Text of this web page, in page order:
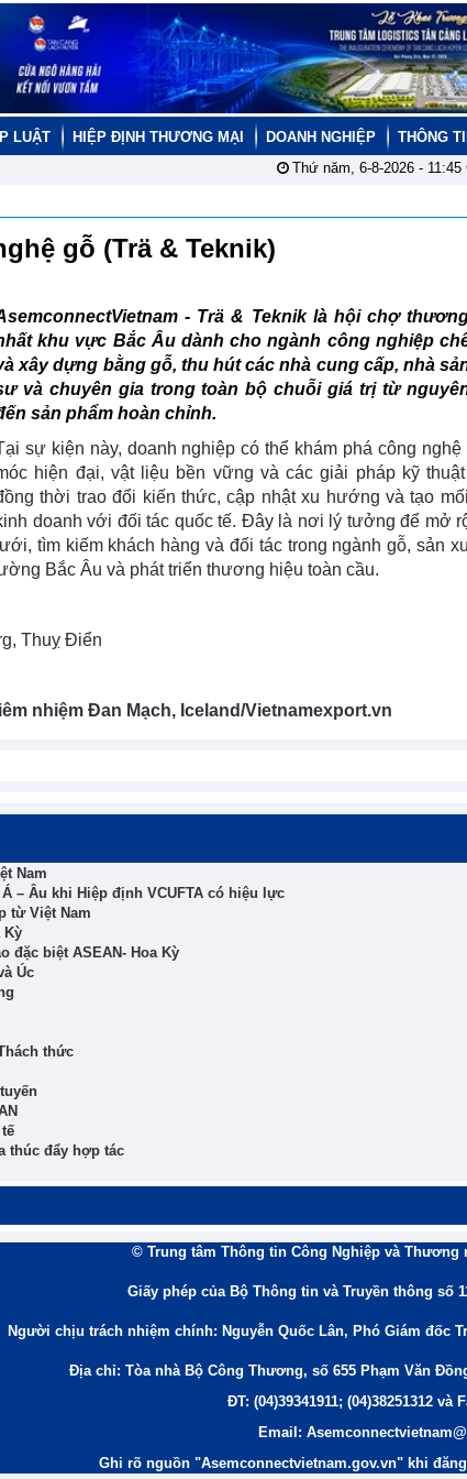
LUẬT HIỆP ĐỊNH THƯƠNG MẠI DOANH NGHIỆP THÔNG
Thứ năm, 6-8-2026 - 11:45
gỗ (Trä & Teknik)
- Trä & Teknik là hội chợ
khu vực Bắc Âu dành cho ngành công nghiệp
xây dựng bằng gỗ, thu hút các nhà cung cấp, nhà
và chuyên gia trong toàn bộ chuỗi giá trị từ
sản phẩm hoàn chỉnh.
sự kiện này, doanh nghiệp có thể khám phá công nghệ
hiện đại, vật liệu bền vững và các giải pháp kỹ
thời trao đổi kiến thức, cập nhật xu hướng và tạo
doanh với đối tác quốc tế. Đây là nơi lý tưởng để mở
lưới, tìm kiếm khách hàng và đối tác trong ngành gỗ, sản
Bắc Âu và phát triển thương hiệu toàn cầu.
Thuỵ Điển
nhiệm Đan Mạch, Iceland/Vietnamexport.vn
Nam
– Âu khi Hiệp định VCUFTA có hiệu lực
từ Việt Nam
Kỳ
đặc biệt ASEAN- Hoa Kỳ
Úc
thức
thúc đẩy hợp tác
© Trung tâm Thông tin Công Nghiệp và Thương
Giấy phép của Bộ Thông tin và Truyền thông số
Người chịu trách nhiệm chính: Nguyễn Quốc Lân, Phó Giám đốc
Địa chỉ: Tòa nhà Bộ Công Thương, số 655 Phạm Văn
ĐT: (04)39341911; (04)38251312 và
Email:
Ghi rõ nguồn "Asemconnectvietnam.gov.vn" khi